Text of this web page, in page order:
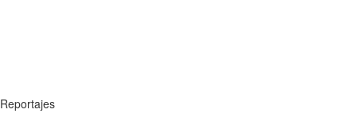
Reportajes